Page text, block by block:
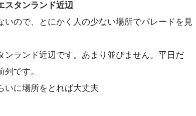
スタンランド近辺
ので、とにかく人の少ない場所でパレードを見
ンランド近辺です。あまり並びません。平日だ
です。
いに場所をとれば大丈夫